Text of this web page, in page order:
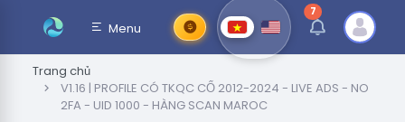
Menu
7thông báo chưa
Trang chủ
V1.16 | PROFILE CÓ TKQC CỔ 2012-2024 - LIVE ADS - NO
2FA - UID 1000 - HÀNG SCAN MAROC